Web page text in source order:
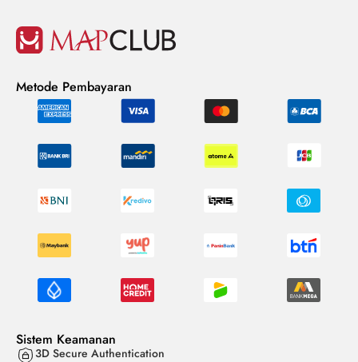
Metode Pembayaran
Sistem Keamanan
3D Secure Authentication